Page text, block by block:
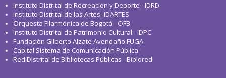
Instituto Distrital de Recreación y Deporte - IDRD
Instituto Distrital de las Artes -IDARTES
Orquesta Filarmónica de Bogotá - OFB
Instituto Distrital de Patrimonio Cultural - IDPC
Fundación Gilberto Alzate Avendaño FUGA
Capital Sistema de Comunicación Pública
Red Distrital de Bibliotecas Públicas - Biblored